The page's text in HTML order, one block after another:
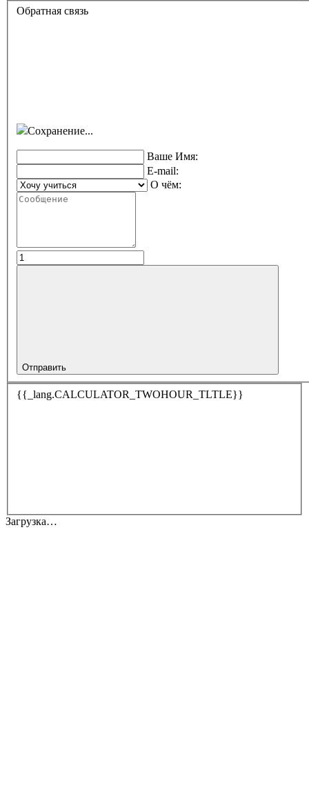
Обратная связь
Сохранение...
Ваше Имя:
E-mail:
О чём:
Отправить
{{_lang.CALCULATOR_TWOHOUR_TLTLE}}
Загрузка…